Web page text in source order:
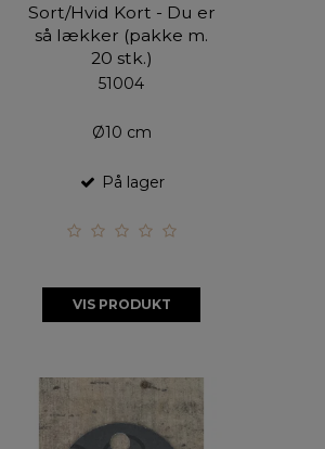
Sort/Hvid Kort - Du er
så lækker (pakke m.
20 stk.)
51004
Ø10 cm
På lager
VIS PRODUKT